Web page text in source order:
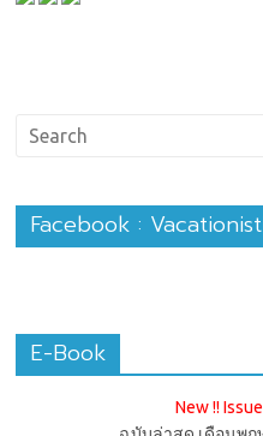
Facebook :
E-Book
New !!